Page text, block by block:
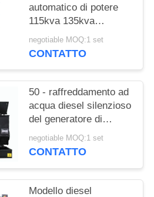
automatico di potere
115kva 135kva
Cummins con 12 ore di
serbatoio dell'olio
negotiable MOQ:1 set
CONTATTO
50 - raffreddamento ad
acqua diesel silenzioso
del generatore di
1250kva Cummins con
l'alternatore di
negotiable MOQ:1 set
CONTATTO
Modello diesel